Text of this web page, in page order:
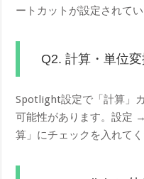
ートカットが設定されて
Q2. 計算・単位
Spotlight設定で「計算」
可能性があります。設定
算」にチェックを入れてく